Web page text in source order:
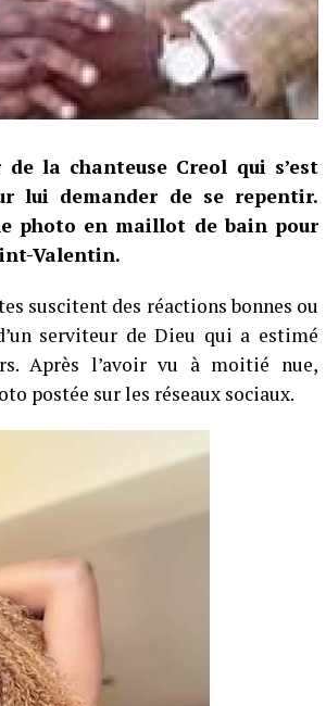
la chanteuse Creol qui s’est
lui demander de se repentir.
photo en maillot de bain pour
Valentin.
suscitent des réactions bonnes ou
serviteur de Dieu qui a estimé
Après l’avoir vu à moitié nue,
postée sur les réseaux sociaux.